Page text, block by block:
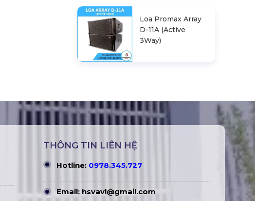
Loa Promax Array
D-11A (Active
3Way)
THÔNG TIN LIÊN HỆ
Hotline: 0978.345.727
Email: hsvavl@gmail.com